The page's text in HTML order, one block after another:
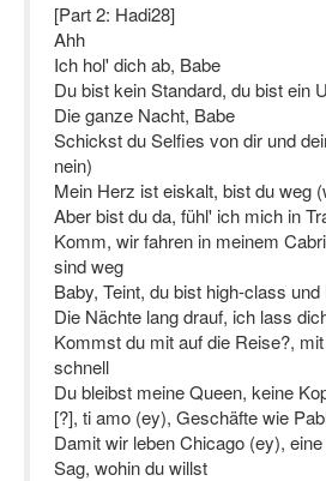
[Part 2: Hadi28]
Ahh
Ich hol' dich ab, Babe
Du bist kein Standard, du bist ein
Die ganze Nacht, Babe
Schickst du Selfies von dir und
nein)
Mein Herz ist eiskalt, bist du weg
Aber bist du da, fühl' ich mich in
Komm, wir fahren in meinem
sind weg
Baby, Teint, du bist high-class
Die Nächte lang drauf, ich lass
Kommst du mit auf die Reise?,
schnell
Du bleibst meine Queen, keine
[?], ti amo (ey), Geschäfte wie
Damit wir leben Chicago (ey),
Sag, wohin du willst